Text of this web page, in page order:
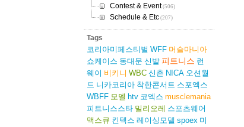
Contest & Event(506)
Schedule & Etc(207)
Tags
코리아미페스티벌 WFF 머슬마니아
쇼케이스 동대문 신발 피트니스 런
웨이 비키니 WBC 신촌 NICA 오션월
드 니카코리아 착한콘서트 스포엑스
WBFF 모델 htv 코엑스 musclemania
피트니스스타 밀리오레 스포츠웨어
맥스큐 킨텍스 레이싱모델 spoex 미